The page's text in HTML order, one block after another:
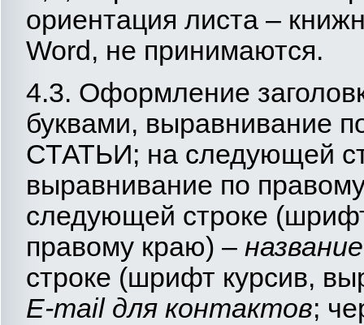
ориентация листа –
Word, не принимаются.
4.3. Оформление
буквами, выравнивание
СТАТЬИ; на следующей
выравнивание по
следующей строке
правому краю) –
строке (шрифт курсив,
E-mail для контактов;